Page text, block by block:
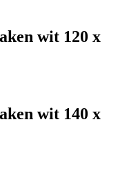
wit 120 x
wit 140 x